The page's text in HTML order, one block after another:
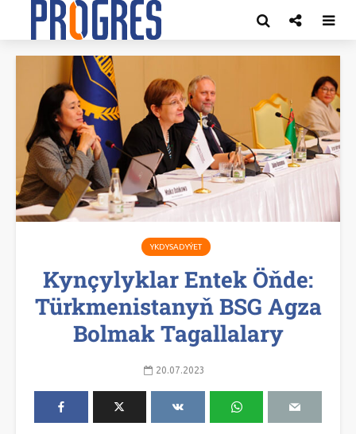
YKDYSADYÝET
Kynçylyklar Entek Öňde:
Türkmenistanyň BSG Agza
Bolmak Tagallalary
20.07.2023